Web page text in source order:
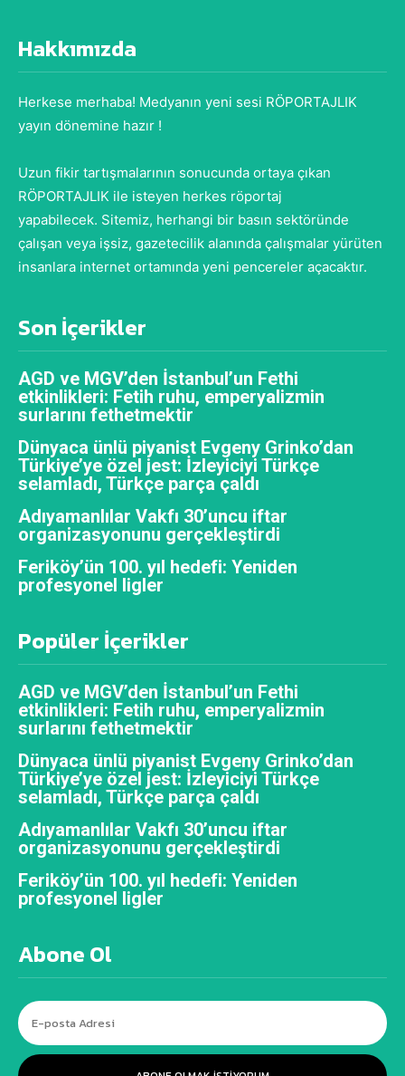
Hakkımızda
Herkese merhaba! Medyanın yeni sesi RÖPORTAJLIK
yayın dönemine hazır !
Uzun fikir tartışmalarının sonucunda ortaya çıkan
RÖPORTAJLIK ile isteyen herkes röportaj
yapabilecek. Sitemiz, herhangi bir basın sektöründe
çalışan veya işsiz, gazetecilik alanında çalışmalar yürüten
insanlara internet ortamında yeni pencereler açacaktır.
Son İçerikler
AGD ve MGV’den İstanbul’un Fethi
etkinlikleri: Fetih ruhu, emperyalizmin
surlarını fethetmektir
Dünyaca ünlü piyanist Evgeny Grinko’dan
Türkiye’ye özel jest: İzleyiciyi Türkçe
selamladı, Türkçe parça çaldı
Adıyamanlılar Vakfı 30’uncu iftar
organizasyonunu gerçekleştirdi
Feriköy’ün 100. yıl hedefi: Yeniden
profesyonel ligler
Popüler İçerikler
AGD ve MGV’den İstanbul’un Fethi
etkinlikleri: Fetih ruhu, emperyalizmin
surlarını fethetmektir
Dünyaca ünlü piyanist Evgeny Grinko’dan
Türkiye’ye özel jest: İzleyiciyi Türkçe
selamladı, Türkçe parça çaldı
Adıyamanlılar Vakfı 30’uncu iftar
organizasyonunu gerçekleştirdi
Feriköy’ün 100. yıl hedefi: Yeniden
profesyonel ligler
Abone Ol